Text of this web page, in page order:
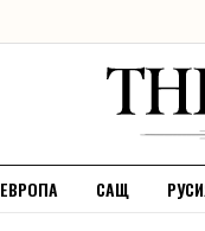
ЕВРОПА САЩ